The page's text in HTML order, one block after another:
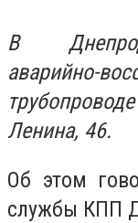
В
аварийно-
Ленина, 46.
Об этом
службы КПП